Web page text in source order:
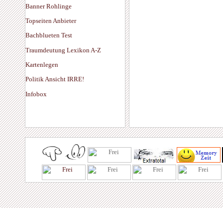
Banner Rohlinge
Topseiten Anbieter
Bachblueten Test
Traumdeutung Lexikon A-Z
Kartenlegen
Politik Ansicht IRRE!
Infobox